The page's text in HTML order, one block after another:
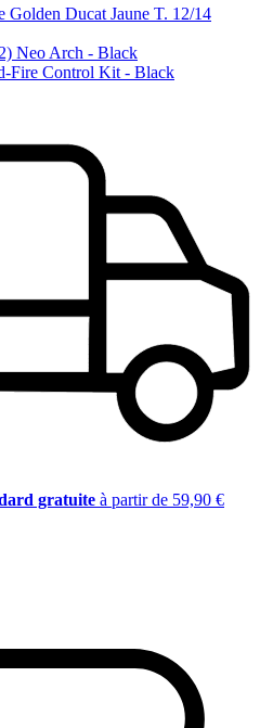
Ducat Jaune T. 12/14
Neo Arch - Black
Fire Control Kit - Black
gratuite à partir de 59,90 €